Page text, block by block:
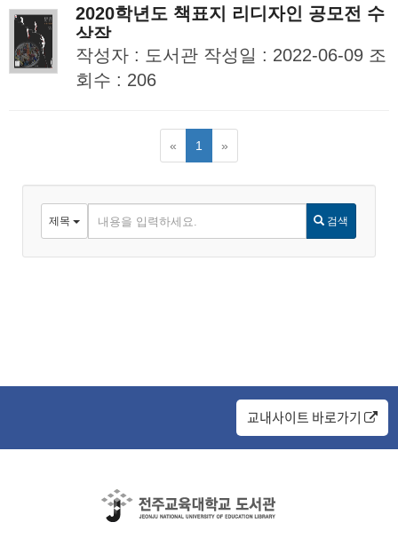
2020학년도 책표지 리디자인 공모전 수
상작
작성자 : 도서관 작성일 : 2022-06-09 조
회수 : 206
« 1 »
제목 검색
교내사이트 바로가기